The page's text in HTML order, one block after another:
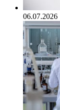
06.07.2026